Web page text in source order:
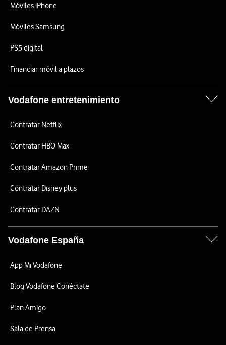
Móviles iPhone
Móviles Samsung
PS5 digital
Financiar móvil a plazos
Vodafone entretenimiento
Contratar Netflix
Contratar HBO Max
Contratar Amazon Prime
Contratar Disney plus
Contratar DAZN
Vodafone España
App Mi Vodafone
Blog Vodafone Conéctate
Plan Amigo
Sala de Prensa